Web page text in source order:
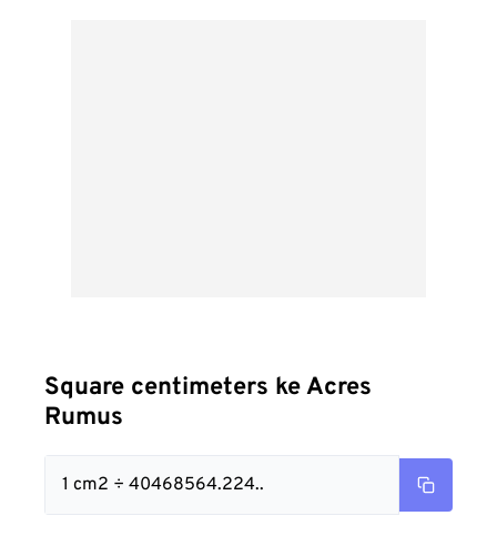
Square centimeters ke Acres
Rumus
1 cm2 ÷ 40468564.224..